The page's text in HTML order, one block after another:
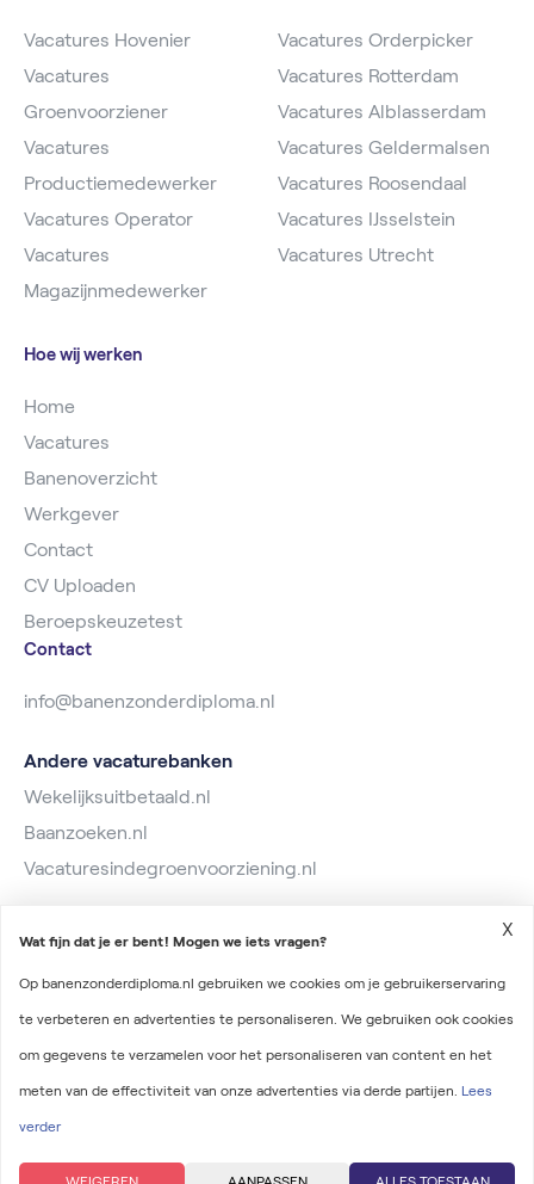
Vacatures Hovenier
Vacatures
Groenvoorziener
Vacatures
Productiemedewerker
Vacatures Operator
Vacatures
Magazijnmedewerker
Vacatures Orderpicker
Vacatures Rotterdam
Vacatures Alblasserdam
Vacatures Geldermalsen
Vacatures Roosendaal
Vacatures IJsselstein
Vacatures Utrecht
Hoe wij werken
Home
Vacatures
Banenoverzicht
Werkgever
Contact
CV Uploaden
Beroepskeuzetest
Contact
info@banenzonderdiploma.nl
Andere vacaturebanken
Wekelijksuitbetaald.nl
Baanzoeken.nl
Vacaturesindegroenvoorziening.nl
Privacyverklaring
Onderdeel van Irys Vacaturelab
Wat fijn dat je er bent! Mogen we iets vragen?
Op banenzonderdiploma.nl gebruiken we cookies om je gebruikerservaring
te verbeteren en advertenties te personaliseren. We gebruiken ook cookies
om gegevens te verzamelen voor het personaliseren van content en het
meten van de effectiviteit van onze advertenties via derde partijen. Lees
verder
X